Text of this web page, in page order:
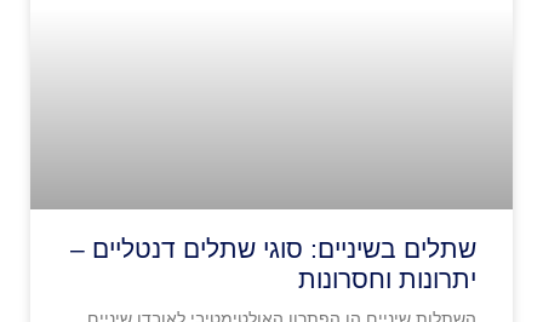
שתלים בשיניים: סוגי שתלים דנטליים –
יתרונות וחסרונות
השתלות שיניים הן הפתרון האולטימטיבי לאובדן שיניים